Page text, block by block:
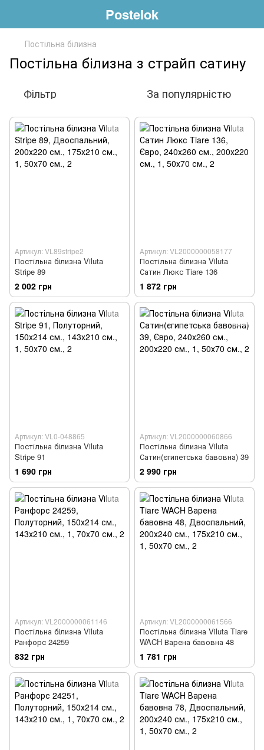
Postelok
Постільна білизна
Постільна білизна з страйп сатину
Фільтр За популярністю
Артикул: VL89stripe2
Постільна білизна Viluta
Stripe 89
2 002 грн
Артикул: VL2000000058177
Постільна білизна Viluta
Сатин Люкс Tiare 136
1 872 грн
Артикул: VL0-048865
Постільна білизна Viluta
Stripe 91
1 690 грн
Артикул: VL2000000060866
Постільна білизна Viluta
Сатин(єгипетська бавовна) 39
2 990 грн
Артикул: VL2000000061146
Постільна білизна Viluta
Ранфорс 24259
832 грн
Артикул: VL2000000061566
Постільна білизна Viluta Tiare
WACH Варена бавовна 48
1 781 грн